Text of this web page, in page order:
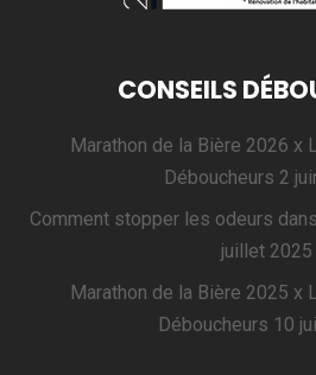
CONSEILS
Marathon de la Bière 2026 x
Déboucheurs 2
Comment stopper les odeurs
juillet 2025
Marathon de la Bière 2025 x
Déboucheurs 10